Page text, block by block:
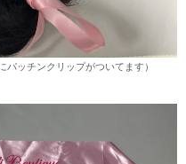
ッチンクリップがついてます）